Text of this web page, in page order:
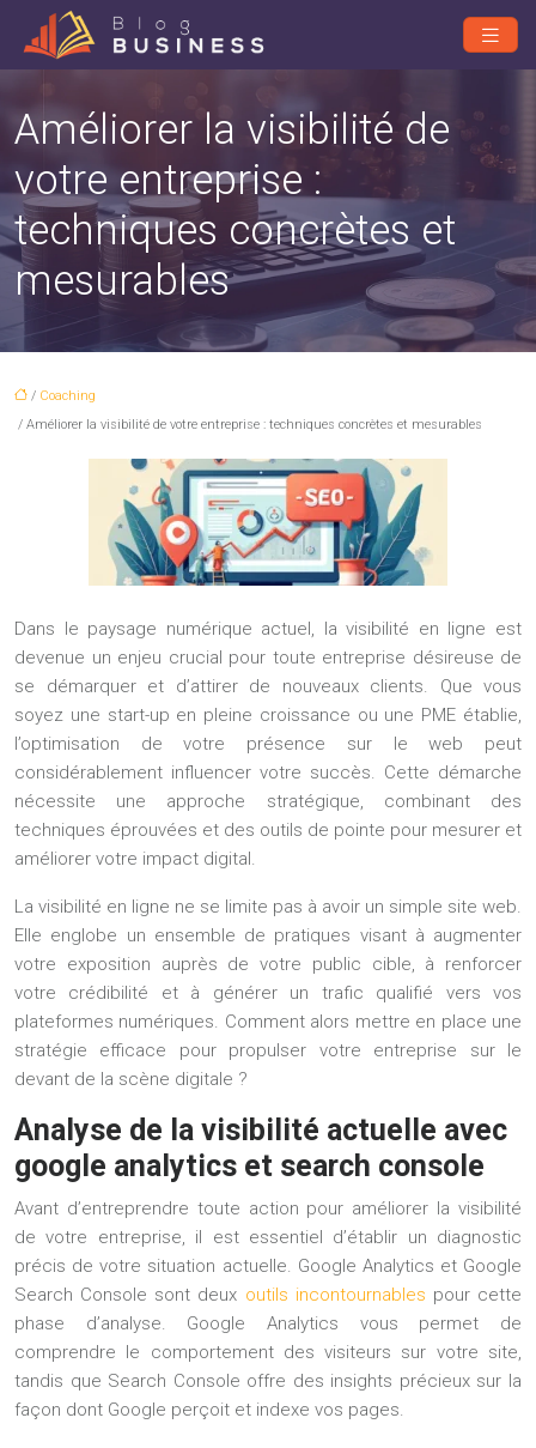
Améliorer la visibilité de
votre entreprise :
techniques concrètes et
mesurables
/ Coaching
/ Améliorer la visibilité de votre entreprise : techniques concrètes et mesurables
Dans le paysage numérique actuel, la visibilité en ligne est
devenue un enjeu crucial pour toute entreprise désireuse de
se démarquer et d’attirer de nouveaux clients. Que vous
soyez une start-up en pleine croissance ou une PME établie,
l’optimisation de votre présence sur le web peut
considérablement influencer votre succès. Cette démarche
nécessite une approche stratégique, combinant des
techniques éprouvées et des outils de pointe pour mesurer et
améliorer votre impact digital.
La visibilité en ligne ne se limite pas à avoir un simple site web.
Elle englobe un ensemble de pratiques visant à augmenter
votre exposition auprès de votre public cible, à renforcer
votre crédibilité et à générer un trafic qualifié vers vos
plateformes numériques. Comment alors mettre en place une
stratégie efficace pour propulser votre entreprise sur le
devant de la scène digitale ?
Analyse de la visibilité actuelle avec
google analytics et search console
Avant d’entreprendre toute action pour améliorer la visibilité
de votre entreprise, il est essentiel d’établir un diagnostic
précis de votre situation actuelle. Google Analytics et Google
Search Console sont deux outils incontournables pour cette
phase d’analyse. Google Analytics vous permet de
comprendre le comportement des visiteurs sur votre site,
tandis que Search Console offre des insights précieux sur la
façon dont Google perçoit et indexe vos pages.